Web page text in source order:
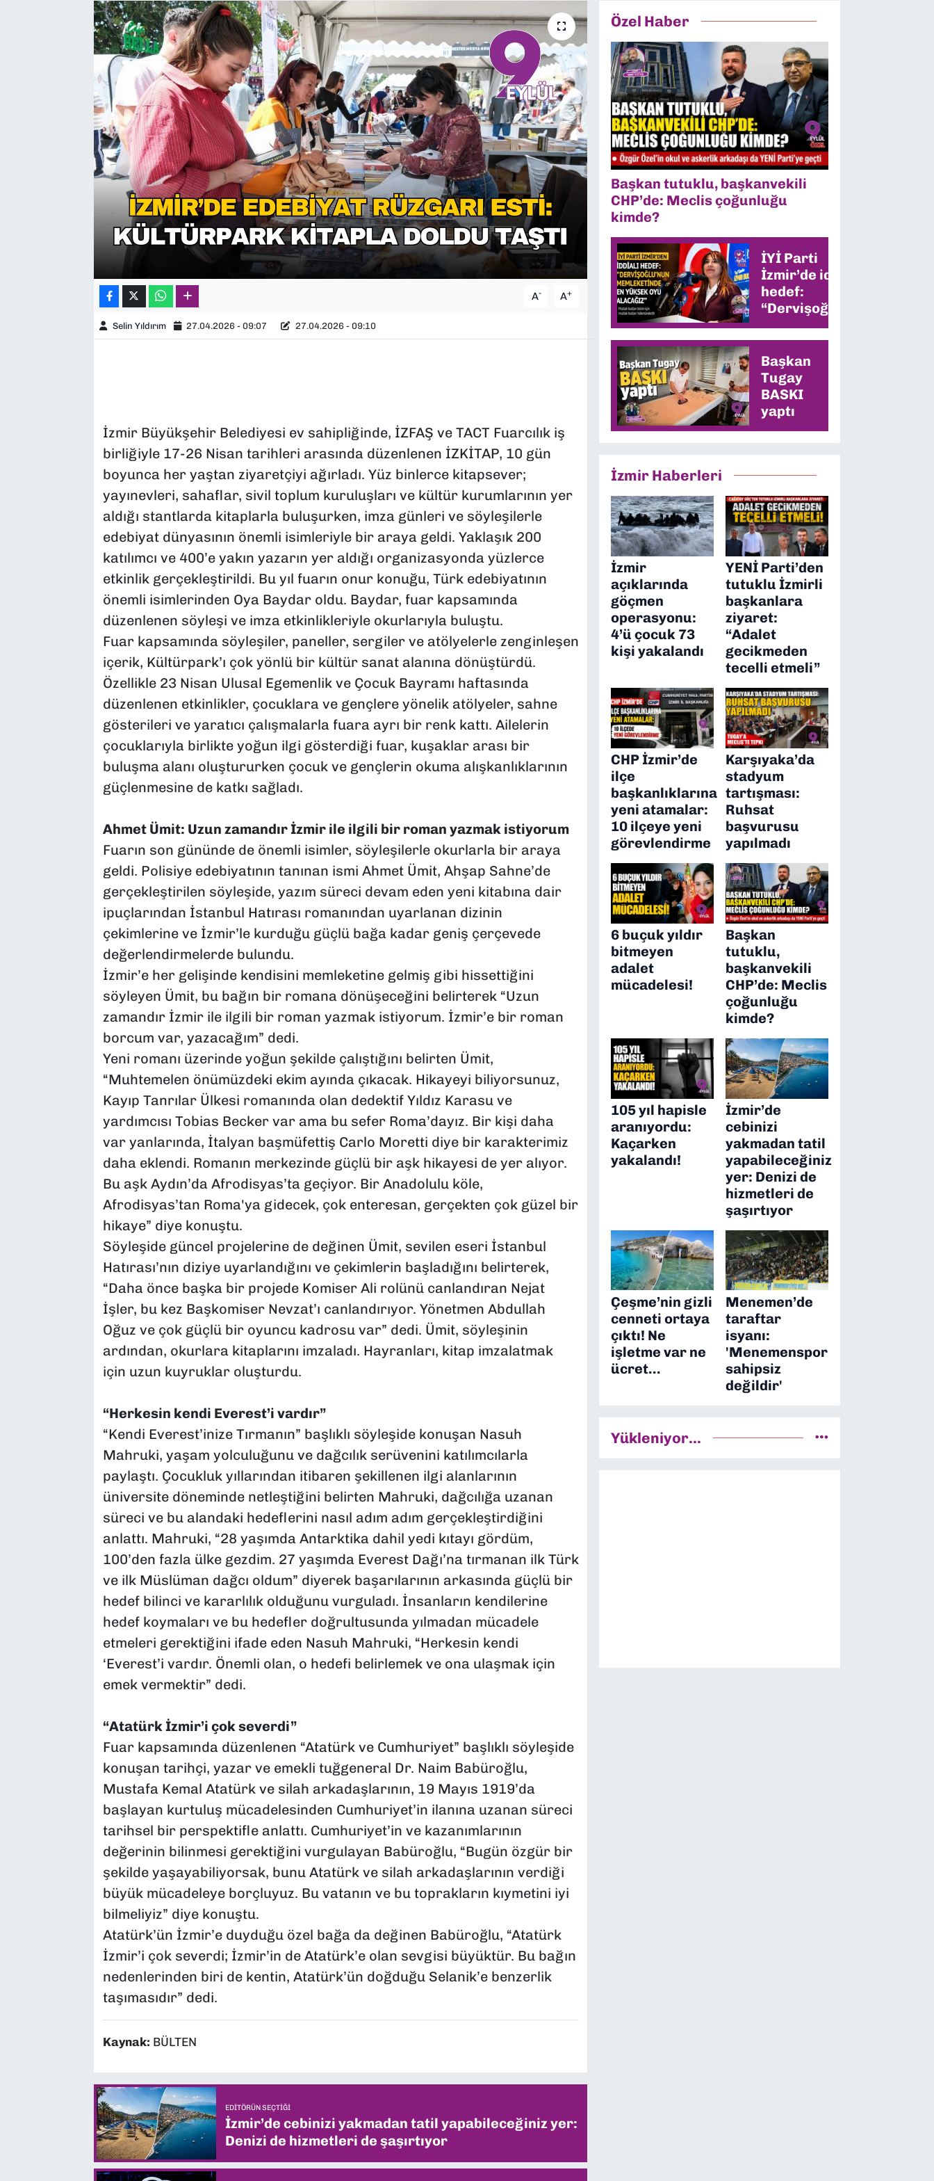
A- A+
Selin Yıldırım 27.04.2026 - 09:07 27.04.2026 - 09:10
İzmir Büyükşehir Belediyesi ev sahipliğinde, İZFAŞ ve TACT Fuarcılık iş
birliğiyle 17-26 Nisan tarihleri arasında düzenlenen İZKİTAP, 10 gün
boyunca her yaştan ziyaretçiyi ağırladı. Yüz binlerce kitapsever;
yayınevleri, sahaflar, sivil toplum kuruluşları ve kültür kurumlarının yer
aldığı stantlarda kitaplarla buluşurken, imza günleri ve söyleşilerle
edebiyat dünyasının önemli isimleriyle bir araya geldi. Yaklaşık 200
katılımcı ve 400’e yakın yazarın yer aldığı organizasyonda yüzlerce
etkinlik gerçekleştirildi. Bu yıl fuarın onur konuğu, Türk edebiyatının
önemli isimlerinden Oya Baydar oldu. Baydar, fuar kapsamında
düzenlenen söyleşi ve imza etkinlikleriyle okurlarıyla buluştu.
Fuar kapsamında söyleşiler, paneller, sergiler ve atölyelerle zenginleşen
içerik, Kültürpark’ı çok yönlü bir kültür sanat alanına dönüştürdü.
Özellikle 23 Nisan Ulusal Egemenlik ve Çocuk Bayramı haftasında
düzenlenen etkinlikler, çocuklara ve gençlere yönelik atölyeler, sahne
gösterileri ve yaratıcı çalışmalarla fuara ayrı bir renk kattı. Ailelerin
çocuklarıyla birlikte yoğun ilgi gösterdiği fuar, kuşaklar arası bir
buluşma alanı oluştururken çocuk ve gençlerin okuma alışkanlıklarının
güçlenmesine de katkı sağladı.
Ahmet Ümit: Uzun zamandır İzmir ile ilgili bir roman yazmak istiyorum
Fuarın son gününde de önemli isimler, söyleşilerle okurlarla bir araya
geldi. Polisiye edebiyatının tanınan ismi Ahmet Ümit, Ahşap Sahne’de
gerçekleştirilen söyleşide, yazım süreci devam eden yeni kitabına dair
ipuçlarından İstanbul Hatırası romanından uyarlanan dizinin
çekimlerine ve İzmir’le kurduğu güçlü bağa kadar geniş çerçevede
değerlendirmelerde bulundu.
İzmir’e her gelişinde kendisini memleketine gelmiş gibi hissettiğini
söyleyen Ümit, bu bağın bir romana dönüşeceğini belirterek “Uzun
zamandır İzmir ile ilgili bir roman yazmak istiyorum. İzmir’e bir roman
borcum var, yazacağım” dedi.
Yeni romanı üzerinde yoğun şekilde çalıştığını belirten Ümit,
“Muhtemelen önümüzdeki ekim ayında çıkacak. Hikayeyi biliyorsunuz,
Kayıp Tanrılar Ülkesi romanında olan dedektif Yıldız Karasu ve
yardımcısı Tobias Becker var ama bu sefer Roma’dayız. Bir kişi daha
var yanlarında, İtalyan başmüfettiş Carlo Moretti diye bir karakterimiz
daha eklendi. Romanın merkezinde güçlü bir aşk hikayesi de yer alıyor.
Bu aşk Aydın’da Afrodisyas’ta geçiyor. Bir Anadolulu köle,
Afrodisyas’tan Roma'ya gidecek, çok enteresan, gerçekten çok güzel bir
hikaye” diye konuştu.
Söyleşide güncel projelerine de değinen Ümit, sevilen eseri İstanbul
Hatırası’nın diziye uyarlandığını ve çekimlerin başladığını belirterek,
“Daha önce başka bir projede Komiser Ali rolünü canlandıran Nejat
İşler, bu kez Başkomiser Nevzat’ı canlandırıyor. Yönetmen Abdullah
Oğuz ve çok güçlü bir oyuncu kadrosu var” dedi. Ümit, söyleşinin
ardından, okurlara kitaplarını imzaladı. Hayranları, kitap imzalatmak
için uzun kuyruklar oluşturdu.
“Herkesin kendi Everest’i vardır”
“Kendi Everest’inize Tırmanın” başlıklı söyleşide konuşan Nasuh
Mahruki, yaşam yolculuğunu ve dağcılık serüvenini katılımcılarla
paylaştı. Çocukluk yıllarından itibaren şekillenen ilgi alanlarının
üniversite döneminde netleştiğini belirten Mahruki, dağcılığa uzanan
süreci ve bu alandaki hedeflerini nasıl adım adım gerçekleştirdiğini
anlattı. Mahruki, “28 yaşımda Antarktika dahil yedi kıtayı gördüm,
100’den fazla ülke gezdim. 27 yaşımda Everest Dağı’na tırmanan ilk Türk
ve ilk Müslüman dağcı oldum” diyerek başarılarının arkasında güçlü bir
hedef bilinci ve kararlılık olduğunu vurguladı. İnsanların kendilerine
hedef koymaları ve bu hedefler doğrultusunda yılmadan mücadele
etmeleri gerektiğini ifade eden Nasuh Mahruki, “Herkesin kendi
‘Everest’i vardır. Önemli olan, o hedefi belirlemek ve ona ulaşmak için
emek vermektir” dedi.
“Atatürk İzmir’i çok severdi”
Fuar kapsamında düzenlenen “Atatürk ve Cumhuriyet” başlıklı söyleşide
konuşan tarihçi, yazar ve emekli tuğgeneral Dr. Naim Babüroğlu,
Mustafa Kemal Atatürk ve silah arkadaşlarının, 19 Mayıs 1919’da
başlayan kurtuluş mücadelesinden Cumhuriyet’in ilanına uzanan süreci
tarihsel bir perspektifle anlattı. Cumhuriyet’in ve kazanımlarının
değerinin bilinmesi gerektiğini vurgulayan Babüroğlu, “Bugün özgür bir
şekilde yaşayabiliyorsak, bunu Atatürk ve silah arkadaşlarının verdiği
büyük mücadeleye borçluyuz. Bu vatanın ve bu toprakların kıymetini iyi
bilmeliyiz” diye konuştu.
Atatürk’ün İzmir’e duyduğu özel bağa da değinen Babüroğlu, “Atatürk
İzmir’i çok severdi; İzmir’in de Atatürk’e olan sevgisi büyüktür. Bu bağın
nedenlerinden biri de kentin, Atatürk’ün doğduğu Selanik’e benzerlik
taşımasıdır” dedi.
Kaynak: BÜLTEN
EDITÖRÜN SEÇTIĞI
İzmir’de cebinizi yakmadan tatil yapabileceğiniz yer:
Denizi de hizmetleri de şaşırtıyor
Özel Haber
Başkan tutuklu, başkanvekili
CHP’de: Meclis çoğunluğu
kimde?
İYİ Parti
İzmir’de iddialı
hedef:
“Dervişoğlu’nun
memleketinde
en yüksek oyu
alacağız”
Başkan
Tugay
BASKI
yaptı
İzmir Haberleri
İzmir
açıklarında
göçmen
operasyonu:
4’ü çocuk 73
kişi yakalandı
YENİ Parti’den
tutuklu İzmirli
başkanlara
ziyaret:
“Adalet
gecikmeden
tecelli etmeli”
CHP İzmir’de
ilçe
başkanlıklarına
yeni atamalar:
10 ilçeye yeni
görevlendirme
Karşıyaka’da
stadyum
tartışması:
Ruhsat
başvurusu
yapılmadı
6 buçuk yıldır
bitmeyen
adalet
mücadelesi!
Başkan
tutuklu,
başkanvekili
CHP’de: Meclis
çoğunluğu
kimde?
105 yıl hapisle
aranıyordu:
Kaçarken
yakalandı!
İzmir’de
cebinizi
yakmadan tatil
yapabileceğiniz
yer: Denizi de
hizmetleri de
şaşırtıyor
Çeşme’nin gizli
cenneti ortaya
çıktı! Ne
işletme var ne
ücret…
Menemen’de
taraftar
isyanı:
'Menemenspor
sahipsiz
değildir'
Yükleniyor...
TEKNOLOJİ
YEREL YÖNETİMLER